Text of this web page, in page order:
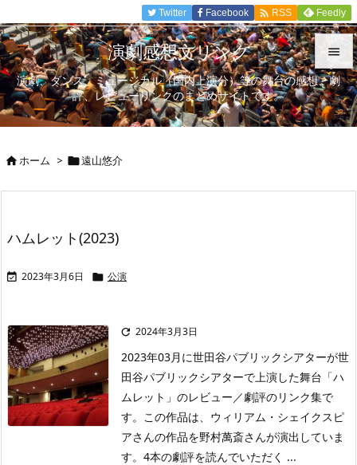


メニュ

Twitter Facebook  RSS Feedly
演劇感想文リンク
演劇、ダンス、ミュージカル（国内上演分）等の舞台の感想、劇
評、レビューリンクのまとめサイトです。
ホーム > 遠山悠介
ハムレット(2023)
 2023年3月6日  公演
 2024年3月3日
2023年03月に世田谷パブリックシアターが世
田谷パブリックシアターで上演した舞台「ハ
ムレット」のレビュー／劇評のリンク集で
す。この作品は、ウィリアム・シェイクスピ
アさんの作品を野村萬斎さんが演出していま
す。4本の劇評を読んでいただく ...